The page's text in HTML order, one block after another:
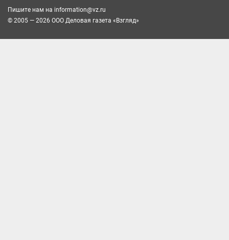
Пишите нам на information@vz.ru
© 2005 — 2026 ООО Деловая газета «Взгляд»